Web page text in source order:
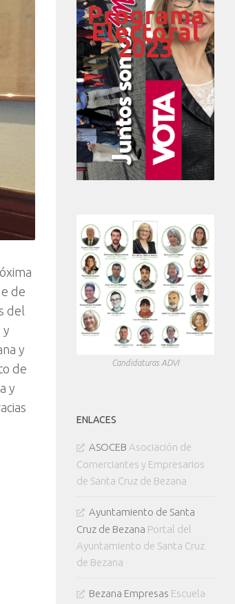
de
del
y
y
de
y
Programa
Electoral
2023
Candidaturas ADVI
ENLACES
ASOCEB Asociación de
Comerciantes y Empresarios
de Santa Cruz de Bezana
Ayuntamiento de Santa
Cruz de Bezana Portal del
Ayuntamiento de Santa Cruz
de Bezana
Bezana Empresas Escuela